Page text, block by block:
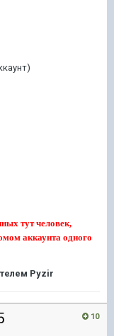
тут человек,
аккаунта одного
Pyzir
10